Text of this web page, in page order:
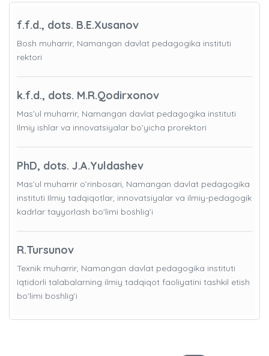
f.f.d., dots. B.E.Xusanov
Bosh muharrir, Namangan davlat pedagogika instituti
rektori
k.f.d., dots. M.R.Qodirxonov
Mas’ul muharrir, Namangan davlat pedagogika instituti
Ilmiy ishlar va innovatsiyalar bo’yicha prorektori
PhD, dots. J.A.Yuldashev
Mas’ul muharrir o’rinbosari, Namangan davlat pedagogika
instituti Ilmiy tadqiqotlar, innovatsiyalar va ilmiy-pedagogik
kadrlar tayyorlash bo'limi boshlig’i
R.Tursunov
Texnik muharrir, Namangan davlat pedagogika instituti
Iqtidorli talabalarning ilmiy tadqiqot faoliyatini tashkil etish
bo'limi boshlig’i